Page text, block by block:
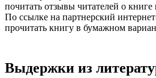
почитать отзывы читателей о книге
По ссылке на партнерский
прочитать книгу в бумажном
Выдержки из